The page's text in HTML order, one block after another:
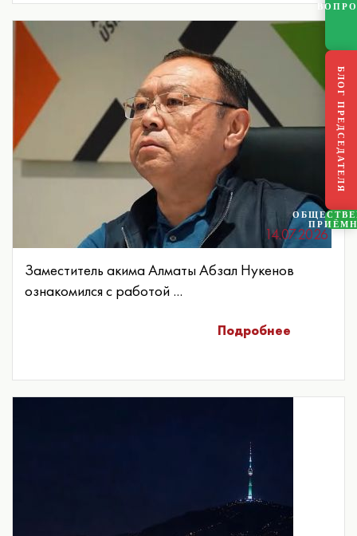
14.07.2026
Заместитель акима Алматы Абзал Нукенов
ознакомился с работой ...
Подробнее
БЛОГ ПРЕДСЕДАТЕЛЯ